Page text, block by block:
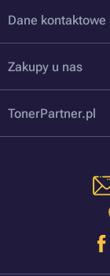
Dane kontaktowe
Zakupy u nas
TonerPartner.pl